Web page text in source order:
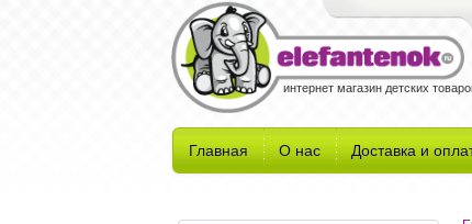
интернет магазин детских
Главная О нас Доставка и